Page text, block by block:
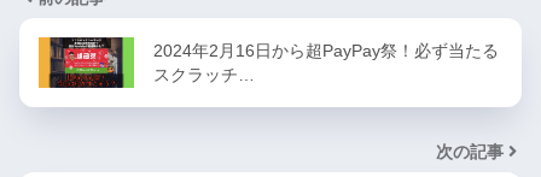
2024年2月16日から超PayPay祭！必ず当たる
スクラッチ…
次の記事